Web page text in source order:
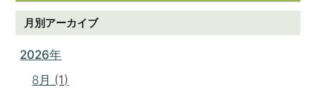
月別アーカイブ
2026年
8月 (1)